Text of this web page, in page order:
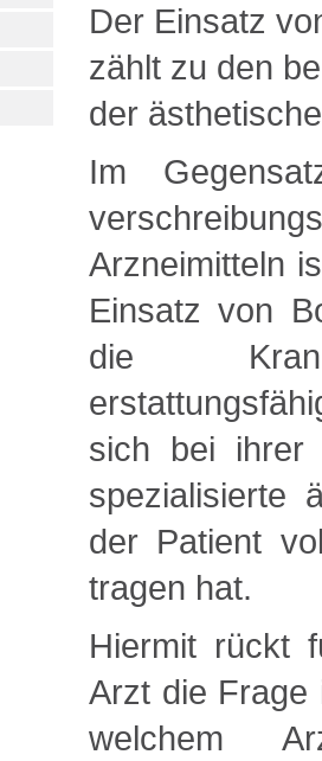
Der Einsatz
zählt zu den
der
Im
Arzneimitteln
Einsatz von
die
sich bei ihrer
spezialisierte
der Patient
tragen hat.
Hiermit rückt
Arzt die Frage
welchem